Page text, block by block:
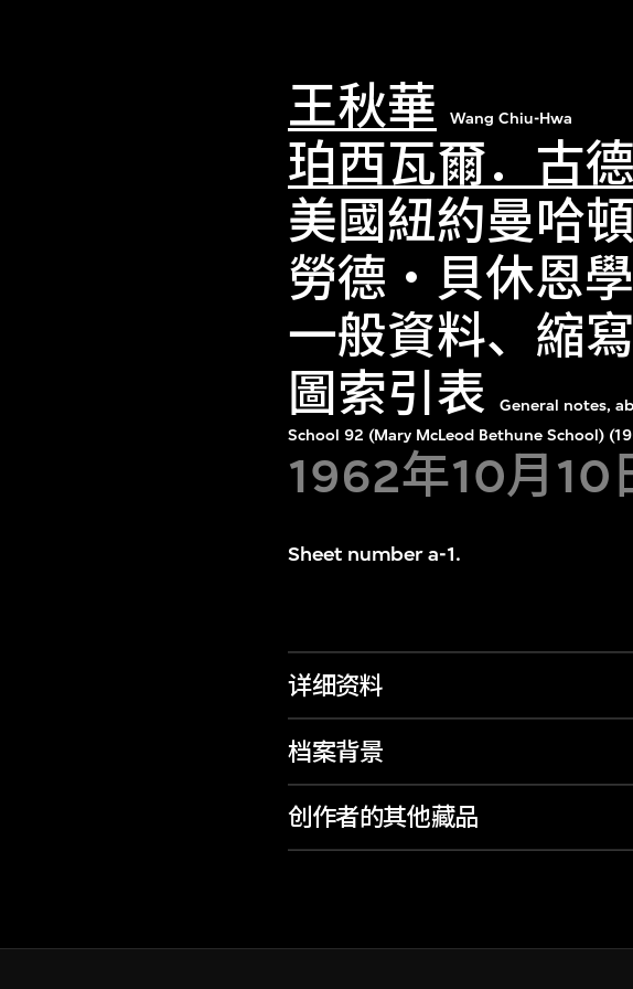
王秋華 Wang Chiu-Hwa
珀西瓦爾．古
美國紐約曼哈
勞德‧貝休恩學
一般資料、縮
圖索引表
General notes,
School 92 (Mary McLeod Bethune School)
1962年10月10
Sheet number a-1.
详细资料
档案背景
创作者的其他藏品